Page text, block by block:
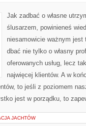
Jak zadbać o własne
ślusarzem, powinieneś
niesamowicie ważnym
dbać nie tylko o własny
oferowanych usług, lecz
najwięcej klientów. A w
to jeśli z poziomem
jest w porządku, to
JACHTÓW